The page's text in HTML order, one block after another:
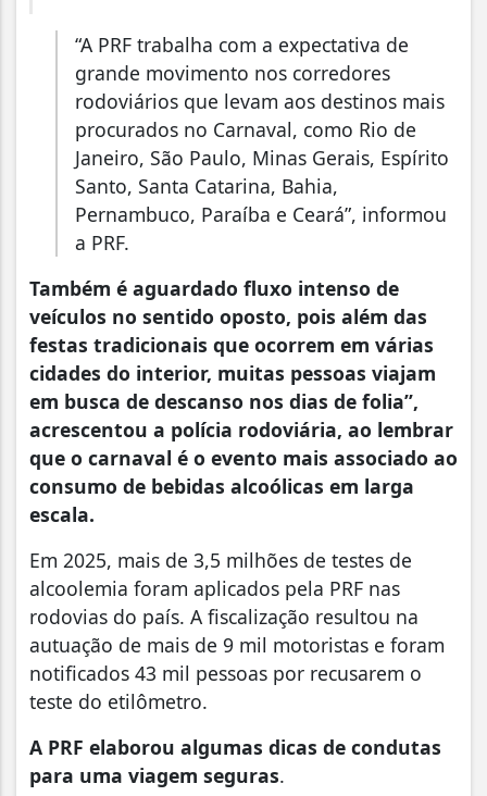
“A PRF trabalha com a expectativa de
grande movimento nos corredores
rodoviários que levam aos destinos mais
procurados no Carnaval, como Rio de
Janeiro, São Paulo, Minas Gerais, Espírito
Santo, Santa Catarina, Bahia,
Pernambuco, Paraíba e Ceará”, informou
a PRF.
Também é aguardado fluxo intenso de
veículos no sentido oposto, pois além das
festas tradicionais que ocorrem em várias
cidades do interior, muitas pessoas viajam
em busca de descanso nos dias de folia”,
acrescentou a polícia rodoviária, ao lembrar
que o carnaval é o evento mais associado ao
consumo de bebidas alcoólicas em larga
escala.
Em 2025, mais de 3,5 milhões de testes de
alcoolemia foram aplicados pela PRF nas
rodovias do país. A fiscalização resultou na
autuação de mais de 9 mil motoristas e foram
notificados 43 mil pessoas por recusarem o
teste do etilômetro.
A PRF elaborou algumas dicas de condutas
para uma viagem seguras.